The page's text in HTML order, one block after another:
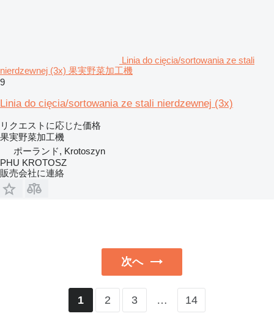
Linia do cięcia/sortowania ze stali
nierdzewnej (3x) 果実野菜加工機
9
Linia do cięcia/sortowania ze stali nierdzewnej (3x)
リクエストに応じた価格
果実野菜加工機
ポーランド, Krotoszyn
PHU KROTOSZ
販売会社に連絡
次へ
1 2 3 … 14